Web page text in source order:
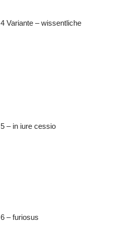
Variante – wissentliche
– in iure cessio
– furiosus